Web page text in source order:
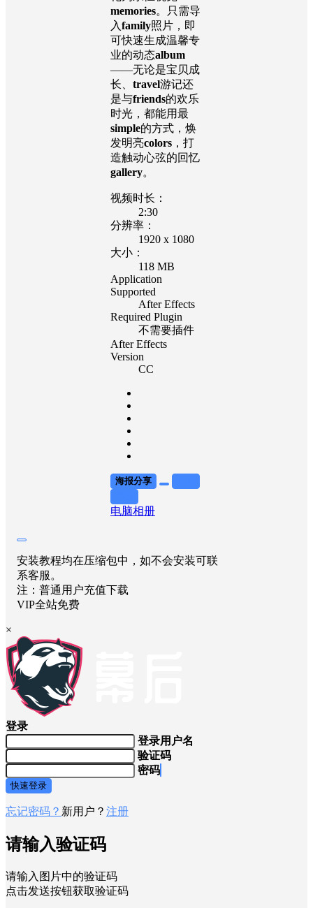
memories。只需导
入family照片，即
可快速生成温馨专
业的动态album
——无论是宝贝成
长、 travel游记还
是与friends的欢乐
时光，都能用最
simple的方式，焕
发明亮colors ，打
造触动心弦的回忆
gallery。
视频时长：
2:30
分辨率：
1920 x 1080
大小：
118 MB
Application
Supported
After Effects
Required Plugin
不需要插件
After Effects
Version
CC
海报分享
电脑相册
安装教程均在压缩包中，如不会安装可联
系客服。
注：普通用户充值下载
VIP全站免费
×
登录
登录用户名
验证码
密码
快速登录
忘记密码？ 新用户？ 注册
请输入验证码
请输入图片中的验证码
点击发送按钮获取验证码